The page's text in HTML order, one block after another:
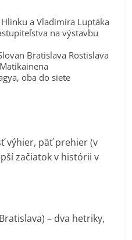
a Vladimíra Luptáka
na výstavbu
Bratislava Rostislava
oba do siete
výhier, päť prehier (v
začiatok v histórii v
– dva hetriky,